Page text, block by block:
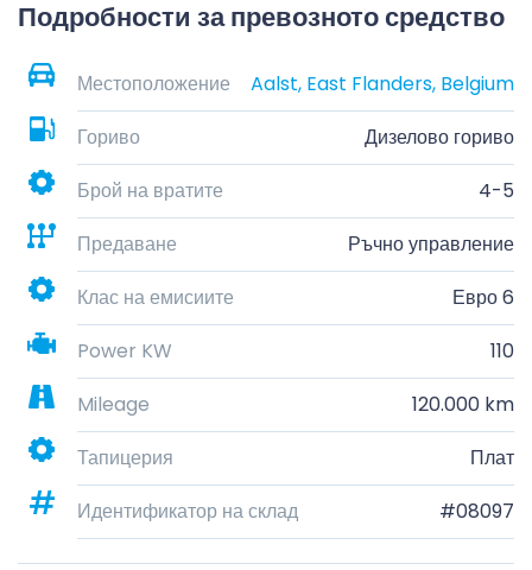
Подробности за превозното средство
Местоположение
Aalst, East Flanders, Belgium
Гориво
Дизелово гориво
Брой на вратите
4-5
Предаване
Ръчно управление
Клас на емисиите
Евро 6
Power KW
110
Mileage
120.000 km
Тапицерия
Плат
Идентификатор на склад
#08097